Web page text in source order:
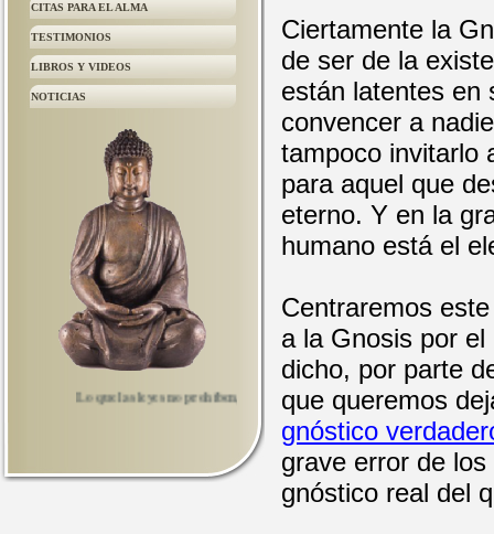
CITAS PARA EL ALMA
TESTIMONIOS
LIBROS Y VIDEOS
NOTICIAS
Lo que las leyes no prohíben, puede prohibirlo la honestidad. Séneca.
Ciertamente la
de ser de la
están latentes en
convencer a
tampoco invitarlo
para aquel que
eterno. Y en la
humano está el
Centraremos
a la Gnosis por
dicho, por parte
que queremos
gnóstico
grave error de
gnóstico real del